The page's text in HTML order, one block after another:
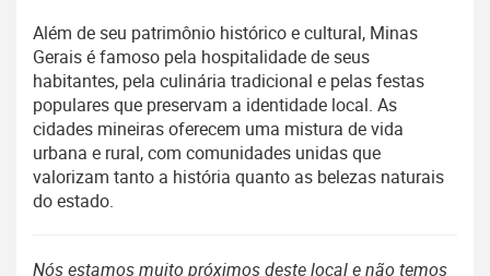
Além de seu patrimônio histórico e cultural, Minas
Gerais é famoso pela hospitalidade de seus
habitantes, pela culinária tradicional e pelas festas
populares que preservam a identidade local. As
cidades mineiras oferecem uma mistura de vida
urbana e rural, com comunidades unidas que
valorizam tanto a história quanto as belezas naturais
do estado.
Nós estamos muito próximos deste local e não temos